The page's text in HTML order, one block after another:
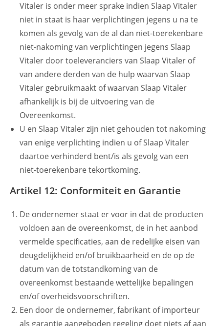
Vitaler is onder meer sprake indien Slaap Vitaler
niet in staat is haar verplichtingen jegens u na te
komen als gevolg van de al dan niet-toerekenbare
niet-­nakoming van verplichtingen jegens Slaap
Vitaler door toeleveranciers van Slaap Vitaler of
van andere derden van de hulp waarvan Slaap
Vitaler gebruikmaakt of waarvan Slaap Vitaler
afhankelijk is bij de uitvoering van de
Overeenkomst.
U en Slaap Vitaler zijn niet gehouden tot nakoming
van enige verplichting indien u of Slaap Vitaler
daartoe verhinderd bent/is als gevolg van een
niet-­toerekenbare tekortkoming.
Artikel 12: Conformiteit en Garantie
De ondernemer staat er voor in dat de producten
voldoen aan de overeenkomst, de in het aanbod
vermelde specificaties, aan de redelijke eisen van
deugdelijkheid en/of bruikbaarheid en de op de
datum van de totstandkoming van de
overeenkomst bestaande wettelijke bepalingen
en/of overheidsvoorschriften.
Een door de ondernemer, fabrikant of importeur
als garantie aangeboden regeling doet niets af aan